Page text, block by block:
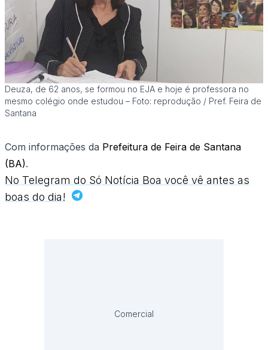
Deuza, de 62 anos, se formou no EJA e hoje é professora no
mesmo colégio onde estudou – Foto: reprodução / Pref. Feira de
Santana
Com informações da Prefeitura de Feira de Santana
(BA).
No Telegram do Só Notícia Boa você vê antes as
boas do dia!
Comercial